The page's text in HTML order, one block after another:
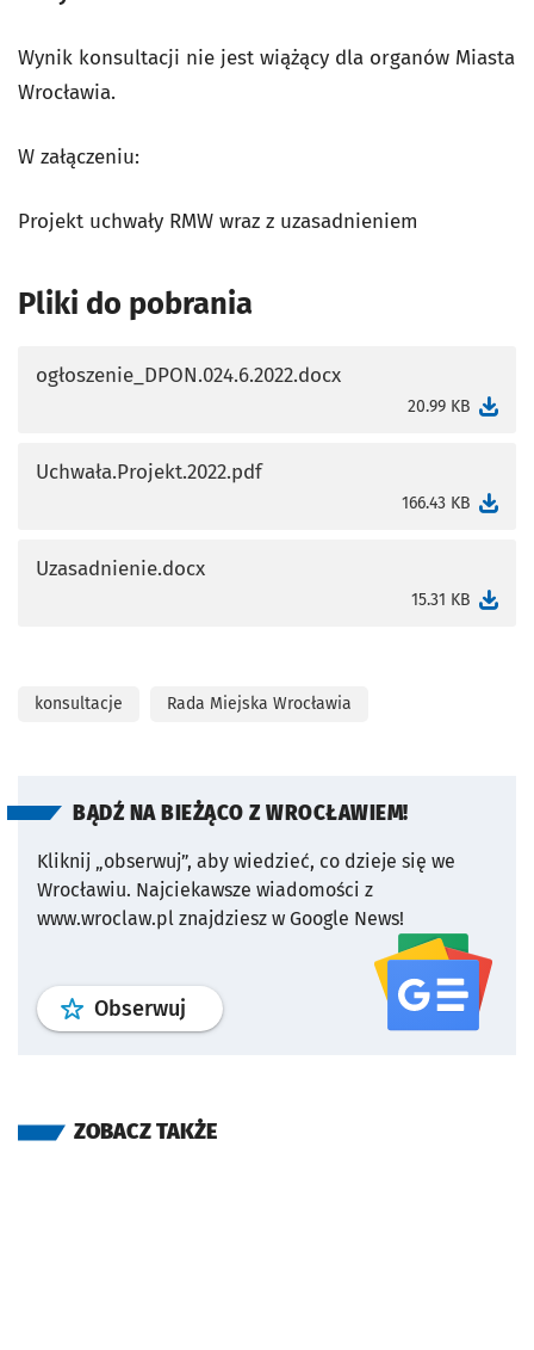
Wynik konsultacji nie jest wiążący dla organów Miasta
Wrocławia.
W załączeniu:
Projekt uchwały RMW wraz z uzasadnieniem
Pliki do pobrania
ogłoszenie_DPON.024.6.2022.docx
20.99 KB
Uchwała.Projekt.2022.pdf
166.43 KB
Uzasadnienie.docx
15.31 KB
konsultacje Rada Miejska Wrocławia
BĄDŹ NA BIEŻĄCO Z WROCŁAWIEM!
Kliknij „obserwuj”, aby wiedzieć, co dzieje się we
Wrocławiu. Najciekawsze wiadomości z
www.wroclaw.pl znajdziesz w Google News!
Obserwuj profil serwisu
ZOBACZ TAKŻE